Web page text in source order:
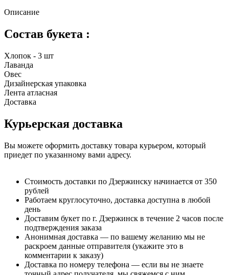
Описание
Состав букета :
Хлопок - 3 шт
Лаванда
Овес
Дизайнерская упаковка
Лента атласная
Доставка
Курьерская доставка
Вы можете оформить доставку товара курьером, который
приедет по указанному вами адресу.
Стоимость доставки по Дзержинску начинается от 350
рублей
Работаем круглосуточно, доставка доступна в любой
день
Доставим букет по г. Дзержинск в течение 2 часов после
подтверждения заказа
Анонимная доставка — по вашему желанию мы не
раскроем данные отправителя (укажите это в
комментарии к заказу)
Доставка по номеру телефона — если вы не знаете